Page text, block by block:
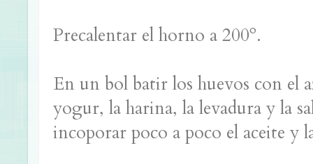
Precalentar el horno a 200º.
En un bol batir los huevos con el
yogur, la harina, la levadura y la
incoporar poco a poco el aceite y